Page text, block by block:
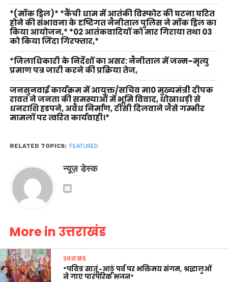
*(मॉक ड्रिल)* *कैंची धाम में आतंकी विस्फोट की घटना घटित
होने की संभावना के दृष्टिगत नैनीताल पुलिस ने मॉक ड्रिल का
किया आयोजन,* *02 आतंकवादियों को मार गिराया तथा 03
को किया जिंदा गिरफ्तार,*
*जिलाधिकारी के निर्देशों का असर: नैनीताल में जन्म–मृत्यु
प्रमाण पत्र जारी करने की प्रक्रिया तेज,
जनसुनवाई कार्यक्रम में आयुक्त/सचिव मा0 मुख्यमंत्री दीपक
रावत ने जनता की समस्याओं में भूमि विवाद, धोखाधड़ी से
धनराशि हडपने, अवैध निर्माण, टीसी दिलवाने जैसे गम्भीर
मामलों पर त्वरित कार्यवाही।*
RELATED TOPICS: FEATURED
न्यूज़ डेस्क
More in उत्तराखंड
उत्तराखंड
*पवित्र सातूं-आठूं पर्व पर भक्तिमय संगम, श्रद्धालुओं
ने गाए पारंपरिक भजन*